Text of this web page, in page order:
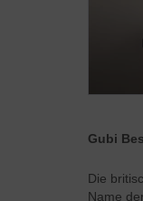
Gubi
Die
Name